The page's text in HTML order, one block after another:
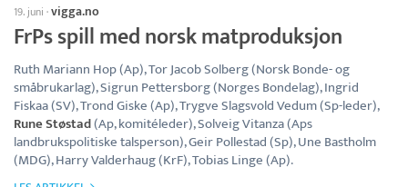
19. juni ·vigga.no
FrPs spill med norsk matproduksjon
Ruth Mariann Hop (Ap), Tor Jacob Solberg (Norsk Bonde- og
småbrukarlag), Sigrun Pettersborg (Norges Bondelag), Ingrid
Fiskaa (SV), Trond Giske (Ap), Trygve Slagsvold Vedum (Sp-leder),
Rune Støstad(Ap, komitéleder), Solveig Vitanza (Aps
landbrukspolitiske talsperson), Geir Pollestad (Sp), Une Bastholm
(MDG), Harry Valderhaug (KrF), Tobias Linge (Ap).